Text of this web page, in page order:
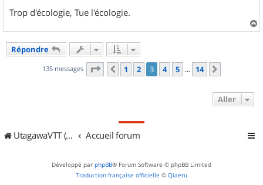
Trop d'écologie, Tue l'écologie.
a
Répondre
135 messages Page 3sur
Précédent
1 2 3 4 5 … 14
Aller
UtagawaVTT (Randos VTT et VTTAE avec traces GPS) Accueil forum
Développé par phpBB® Forum Software © phpBB Limited
Traduction française officielle © Qiaeru